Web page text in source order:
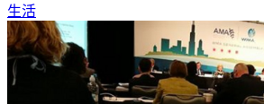
生活